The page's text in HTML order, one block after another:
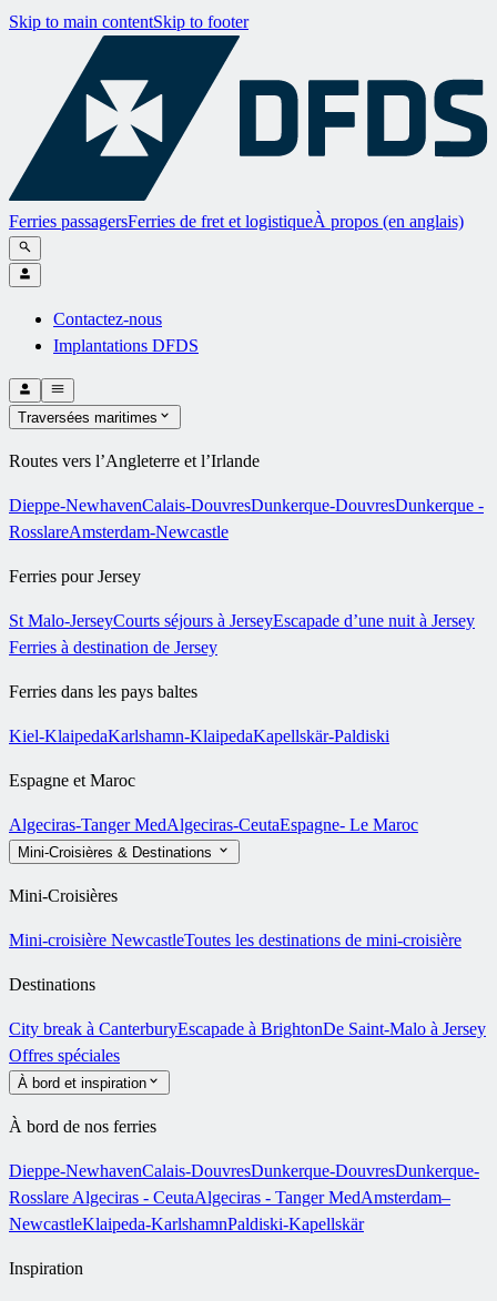
Skip to main contentSkip to footer
Ferries passagersFerries de fret et logistiqueÀ propos (en anglais)
Contactez-nous
Implantations DFDS
Traversées maritimes
Routes vers l’Angleterre et l’Irlande
Dieppe-NewhavenCalais-DouvresDunkerque-DouvresDunkerque -
RosslareAmsterdam-Newcastle
Ferries pour Jersey
St Malo-JerseyCourts séjours à JerseyEscapade d’une nuit à Jersey
Ferries à destination de Jersey
Ferries dans les pays baltes
Kiel-KlaipedaKarlshamn-KlaipedaKapellskär-Paldiski
Espagne et Maroc
Algeciras-Tanger MedAlgeciras-CeutaEspagne- Le Maroc
Mini-Croisières & Destinations
Mini-Croisières
Mini-croisière NewcastleToutes les destinations de mini-croisière
Destinations
City break à CanterburyEscapade à BrightonDe Saint-Malo à Jersey
Offres spéciales
À bord et inspiration
À bord de nos ferries
Dieppe-NewhavenCalais-DouvresDunkerque-DouvresDunkerque-
Rosslare Algeciras - CeutaAlgeciras - Tanger MedAmsterdam–
NewcastleKlaipeda-KarlshamnPaldiski-Kapellskär
Inspiration